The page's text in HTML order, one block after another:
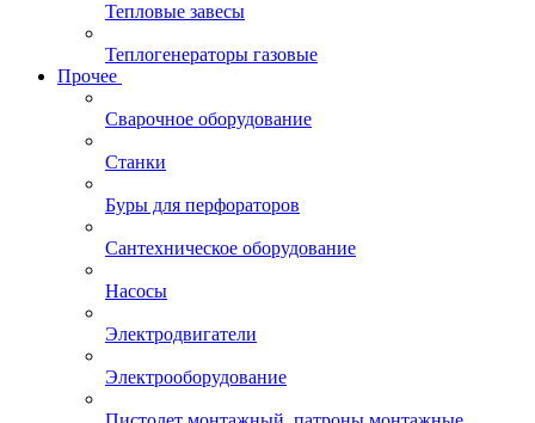
Тепловые завесы
Теплогенераторы газовые
Прочее
Сварочное оборудование
Станки
Буры для перфораторов
Сантехническое оборудование
Насосы
Электродвигатели
Электрооборудование